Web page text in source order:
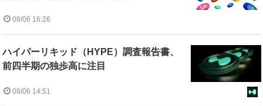
08/06 16:26
ハイパーリキッド（HYPE）調査報告書、
前四半期の独歩高に注目
08/06 14:51